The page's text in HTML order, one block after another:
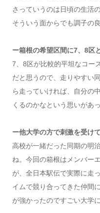
さっていうのは日頃の生活
そういう面からでも調子の
ー箱根の希望区間に7、8区
7、8区が比較的平坦なコー
だと思うので、走りやすい
ら走っていければ、自分の
くるのかなという思いがあ
ー他大学の方で刺激を受け
高校が一緒だった同期の明
ね。今回の箱根はメンバー
が、全日本駅伝で実際に走
イムで競り合ってきた仲間
が強かったのですごい大学